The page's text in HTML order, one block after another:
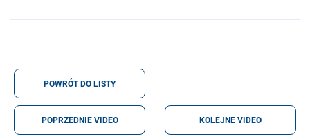
POWRÓT DO LISTY
POPRZEDNIE VIDEO KOLEJNE VIDEO